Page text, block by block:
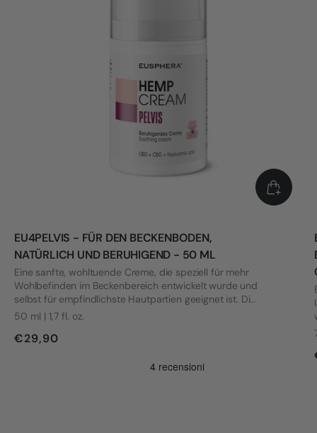
EU4PELVIS - FÜR DEN BECKENBODEN,
NATÜRLICH UND BERUHIGEND - 50 ML
Eine sanfte, wohltuende Creme, die speziell für mehr
Wohlbefinden im Beckenbereich entwickelt wurde und
selbst für empfindlichste Hautpartien geeignet ist. Die
Formel wurde mit Blick auf die Bedürfnisse von Frauen
entwickelt.
50 ml | 1,7 fl. oz.
€29,90